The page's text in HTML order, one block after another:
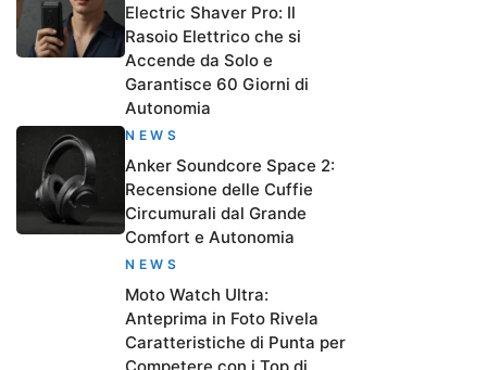
Electric Shaver Pro: Il
Rasoio Elettrico che si
Accende da Solo e
Garantisce 60 Giorni di
Autonomia
NEWS
Anker Soundcore Space 2:
Recensione delle Cuffie
Circumurali dal Grande
Comfort e Autonomia
NEWS
Moto Watch Ultra:
Anteprima in Foto Rivela
Caratteristiche di Punta per